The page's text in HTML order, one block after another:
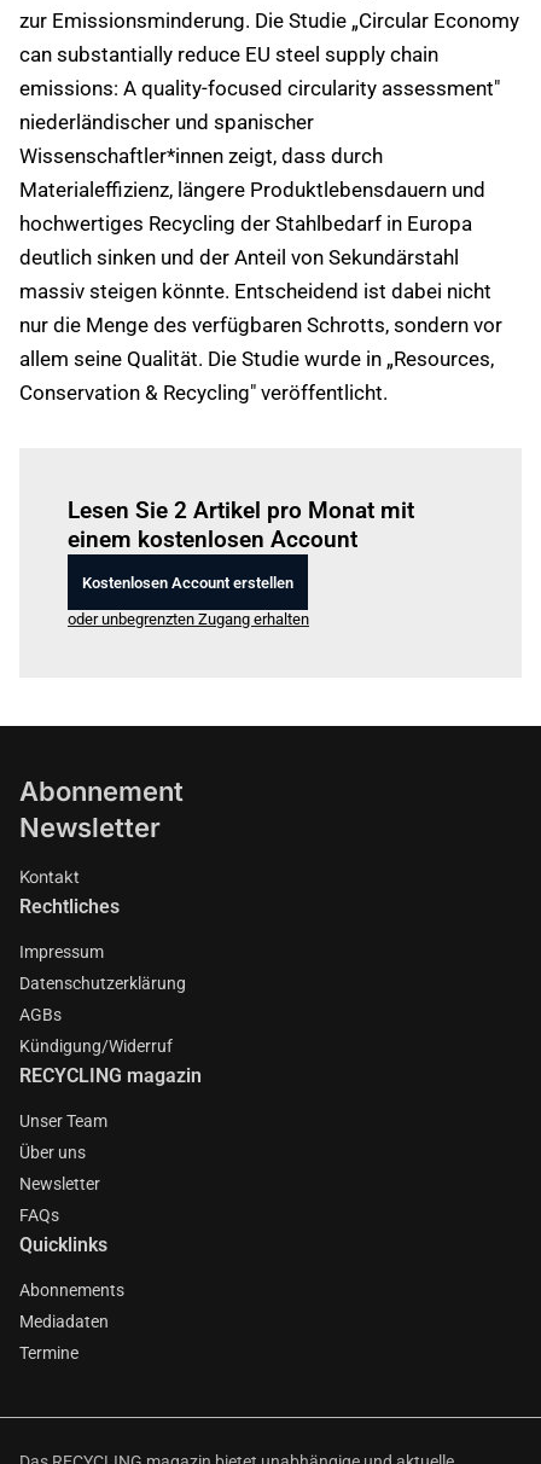
zur Emissionsminderung. Die Studie „Circular Economy
can substantially reduce EU steel supply chain
emissions: A quality-focused circularity assessment"
niederländischer und spanischer
Wissenschaftler*innen zeigt, dass durch
Materialeffizienz, längere Produktlebensdauern und
hochwertiges Recycling der Stahlbedarf in Europa
deutlich sinken und der Anteil von Sekundärstahl
massiv steigen könnte. Entscheidend ist dabei nicht
nur die Menge des verfügbaren Schrotts, sondern vor
allem seine Qualität. Die Studie wurde in „Resources,
Conservation & Recycling" veröffentlicht.
Lesen Sie 2 Artikel pro Monat mit
einem kostenlosen Account
Kostenlosen Account erstellen
oder unbegrenzten Zugang erhalten
Abonnement
Newsletter
Kontakt
Rechtliches
Impressum
Datenschutzerklärung
AGBs
Kündigung/Widerruf
RECYCLING magazin
Unser Team
Über uns
Newsletter
FAQs
Quicklinks
Abonnements
Mediadaten
Termine